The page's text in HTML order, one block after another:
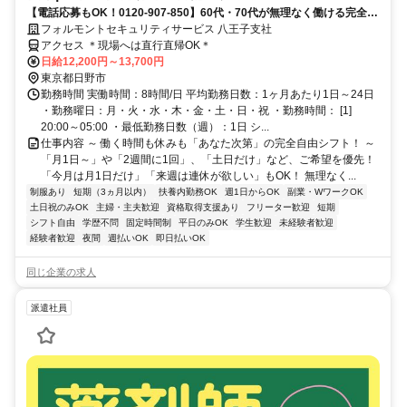
【電話応募もOK！0120-907-850】60代・70代が無理なく働ける完全自
由シフト♪日払いOK♪
フォルモントセキュリティサービス 八王子支社
アクセス ＊現場へは直行直帰OK＊
日給12,200円～13,700円
東京都日野市
勤務時間 実働時間：8時間/日 平均勤務日数：1ヶ月あたり1日～24日
・勤務曜日：月・火・水・木・金・土・日・祝 ・勤務時間： [1]
20:00～05:00 ・最低勤務日数（週）：1日 シ...
仕事内容 ～ 働く時間も休みも「あなた次第」の完全自由シフト！ ～
「月1日～」や「2週間に1回」、「土日だけ」など、ご希望を優先！
「今月は月1日だけ」「来週は連休が欲しい」もOK！ 無理なく...
制服あり 短期（3ヵ月以内） 扶養内勤務OK 週1日からOK
副業・WワークOK
土日祝のみOK
主婦・主夫歓迎 資格取得支援あり フリーター歓迎
短期
シフト自由
学歴不問 固定時間制 平日のみOK 学生歓迎
未経験者歓迎
経験者歓迎
夜間 週払いOK 即日払いOK
同じ企業の求人
派遣社員